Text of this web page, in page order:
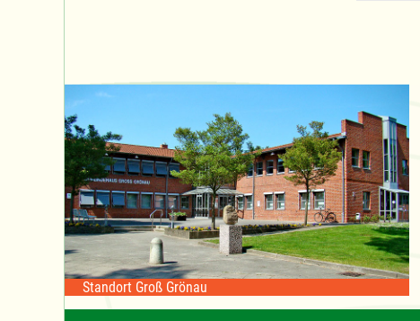
Standort Groß Grönau